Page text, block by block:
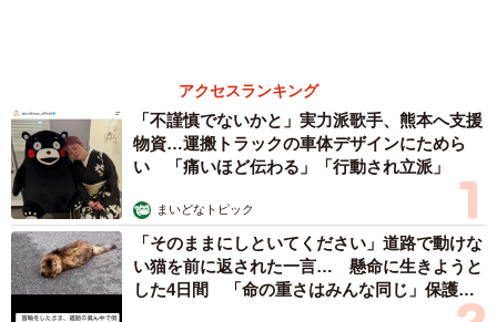
物資…運搬トラックの車体デザインにためら
い 「痛いほど伝わる」「行動され立派」
まいどなトピック
「そのままにしといてください」道路で動けな
い猫を前に返された一言… 懸命に生きようと
した4日間 「命の重さはみんな同じ」保護団
体代表の訴え
渡辺 晴子
72歳父、軽自動車で新潟から四国まで 65歳の